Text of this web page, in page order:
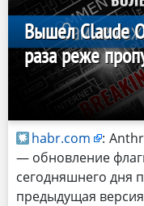
Вышел Claude
раза реже
habr.com :
— обновление
сегодняшнего дня
предыдущая